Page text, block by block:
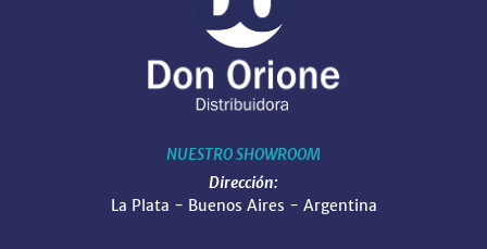
NUESTRO SHOWROOM
Dirección:
La Plata - Buenos Aires - Argentina